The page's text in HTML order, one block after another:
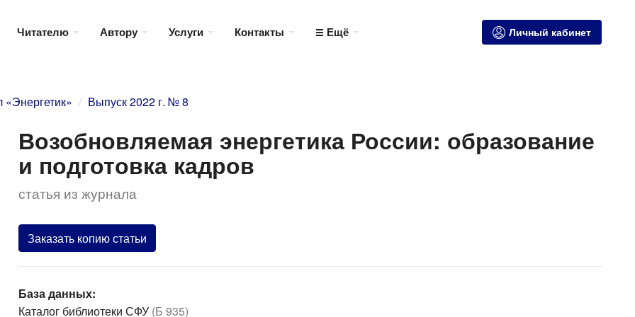
Читателю Автору Услуги Контакты Ещё Личный кабинет
Выпуск 2022 г. № 8
Возобновляемая энергетика России: образование
и подготовка кадров
статья из журнала
Заказать копию статьи
База данных:
Каталог библиотеки СФУ (Б 935)